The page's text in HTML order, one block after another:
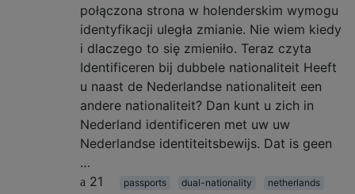
połączona strona w holenderskim wymogu
identyfikacji uległa zmianie. Nie wiem kiedy
i dlaczego to się zmieniło. Teraz czyta
Identificeren bij dubbele nationaliteit Heeft
u naast de Nederlandse nationaliteit een
andere nationaliteit? Dan kunt u zich in
Nederland identificeren met uw uw
Nederlandse identiteitsbewijs. Dat is geen
…
21
passports dual-nationality
netherlands